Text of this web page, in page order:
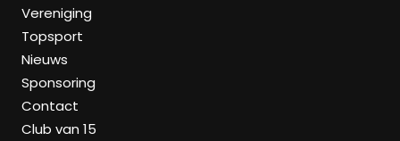
Vereniging
Topsport
Nieuws
Sponsoring
Contact
Club van 15